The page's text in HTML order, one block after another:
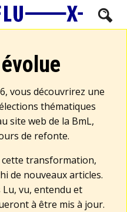
vous découvrirez une
thématiques
site web de la BmL,
de refonte.
cette transformation,
de nouveaux articles.
vu, entendu et
à être mis à jour.